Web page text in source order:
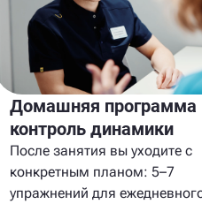
Домашняя программа
контроль динамики
После занятия вы уходите с
конкретным планом: 5–7
упражнений для